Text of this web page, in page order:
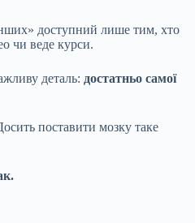
доступний лише тим, хто
чи веде курси.
деталь: достатньо самої
поставити мозку таке